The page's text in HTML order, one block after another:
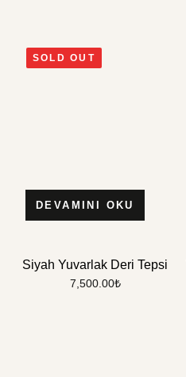
SOLD OUT
DEVAMINI OKU
Siyah Yuvarlak Deri Tepsi
7,500.00₺